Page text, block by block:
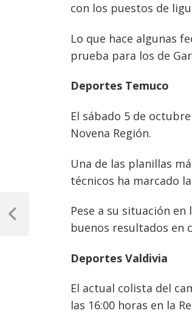
con los puestos de
Lo que hace algunas
prueba para los de
Deportes Temuco
El sábado 5 de
Novena Región.
Una de las planillas
técnicos ha marcado
Pese a su situación
buenos resultados en
Deportes Valdivia
El actual colista del
las 16:00 horas en la
Navegación
de
Previous